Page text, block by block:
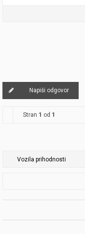
Napiši odgovor
Stran 1 od 1